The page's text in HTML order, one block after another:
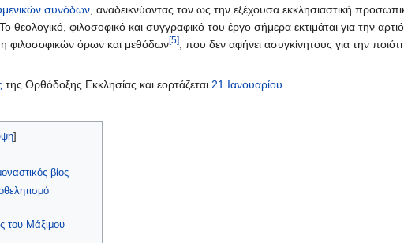
συνόδων, αναδεικνύοντας τον ως την εξέχουσα εκκλησιαστική
φιλοσοφικό και συγγραφικό του έργο σήμερα εκτιμάται για την
φιλοσοφικών όρων και μεθόδων[5], που δεν αφήνει ασυγκίνητους για την
της Ορθόδοξης Εκκλησίας και εορτάζεται 21 Ιανουαρίου.
]
βίος
του Μάξιμου